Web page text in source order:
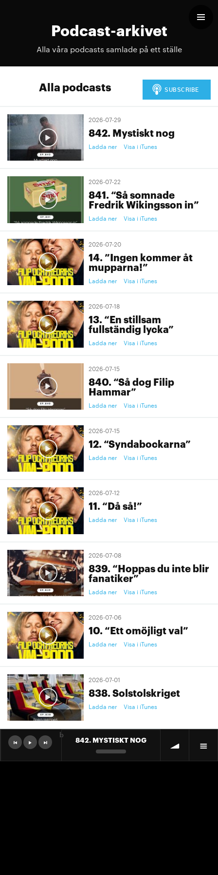
Podcast-arkivet
Alla våra podcasts samlade på ett ställe
Alla podcasts
2026-07-29
842. Mystiskt nog
Ladda ner Visa i iTunes
2026-07-22
841. “Så somnade
Fredrik Wikingsson in”
Ladda ner Visa i iTunes
2026-07-20
14. ”Ingen kommer åt
mupparna!”
Ladda ner Visa i iTunes
2026-07-18
13. “En stillsam
fullständig lycka”
Ladda ner Visa i iTunes
2026-07-15
840. “Så dog Filip
Hammar”
Ladda ner Visa i iTunes
2026-07-15
12. “Syndabockarna”
Ladda ner Visa i iTunes
2026-07-12
11. “Då så!”
Ladda ner Visa i iTunes
2026-07-08
839. “Hoppas du inte blir
fanatiker”
Ladda ner Visa i iTunes
2026-07-06
10. “Ett omöjligt val”
Ladda ner Visa i iTunes
2026-07-01
838. Solstolskriget
Ladda ner Visa i iTunes
2026-07-01
9. "Ett landslag att älska"
842. MYSTISKT NOG
b